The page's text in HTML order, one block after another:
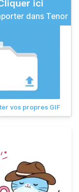
ici
dans Tenor
vos propres GIF